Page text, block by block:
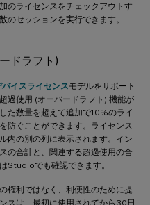
のライセンスをチェックアウトす
のセッションを実行できます。
ドラフト)
バイスライセンスモデルをサポート
過使用 (オーバードラフト) 機能が
た数量を超えて追加で10%のライ
防ぐことができます。ライセンス
内の別の列に表示されます。イン
の合計と、関連する超過使用の合
Studioでも確認できます。
権利ではなく、利便性のために提
スは、最初に使用されてから30日